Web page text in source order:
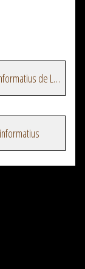
Veure més episodis del programa Butlletins informatius de La Xarxa